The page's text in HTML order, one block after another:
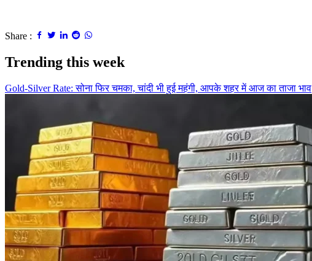
Share :
Trending this week
Gold-Silver Rate: सोना फिर चमका, चांदी भी हुई महंगी, आपके शहर में आज का ताजा भाव